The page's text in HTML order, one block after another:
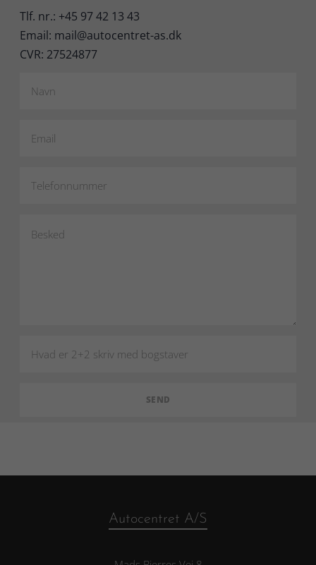
Tlf. nr.: +45 97 42 13 43
Email: mail@autocentret-as.dk
CVR: 27524877
Autocentret A/S